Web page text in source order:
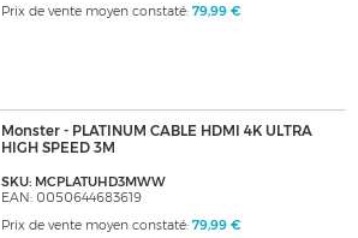
Prix de vente moyen constaté: 79,99 €
Monster - PLATINUM CABLE HDMI 4K ULTRA
HIGH SPEED 3M
SKU: MCPLATUHD3MWW
EAN: 0050644683619
Prix de vente moyen constaté: 79,99 €